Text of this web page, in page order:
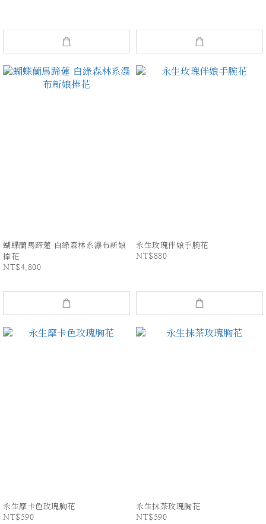
蝴蝶蘭馬蹄蓮 白綠森林系瀑布新娘
捧花
NT$4,800
永生玫瑰伴娘手腕花
NT$880
永生摩卡色玫瑰胸花
NT$590
永生抹茶玫瑰胸花
NT$590